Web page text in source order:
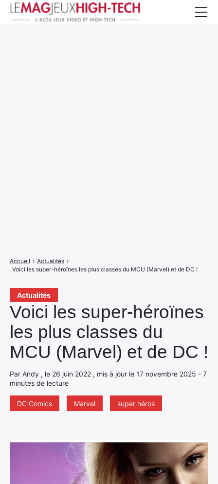
Actualités
Voici les super-héroïnes
les plus classes du
MCU (Marvel) et de DC !
Par Andy , le 26 juin 2022 , mis à jour le 17 novembre 2025 - 7
minutes de lecture
DC Comics Marvel super héros
Accueil › Actualités ›
Voici les super-héroïnes les plus classes du MCU (Marvel) et de DC !